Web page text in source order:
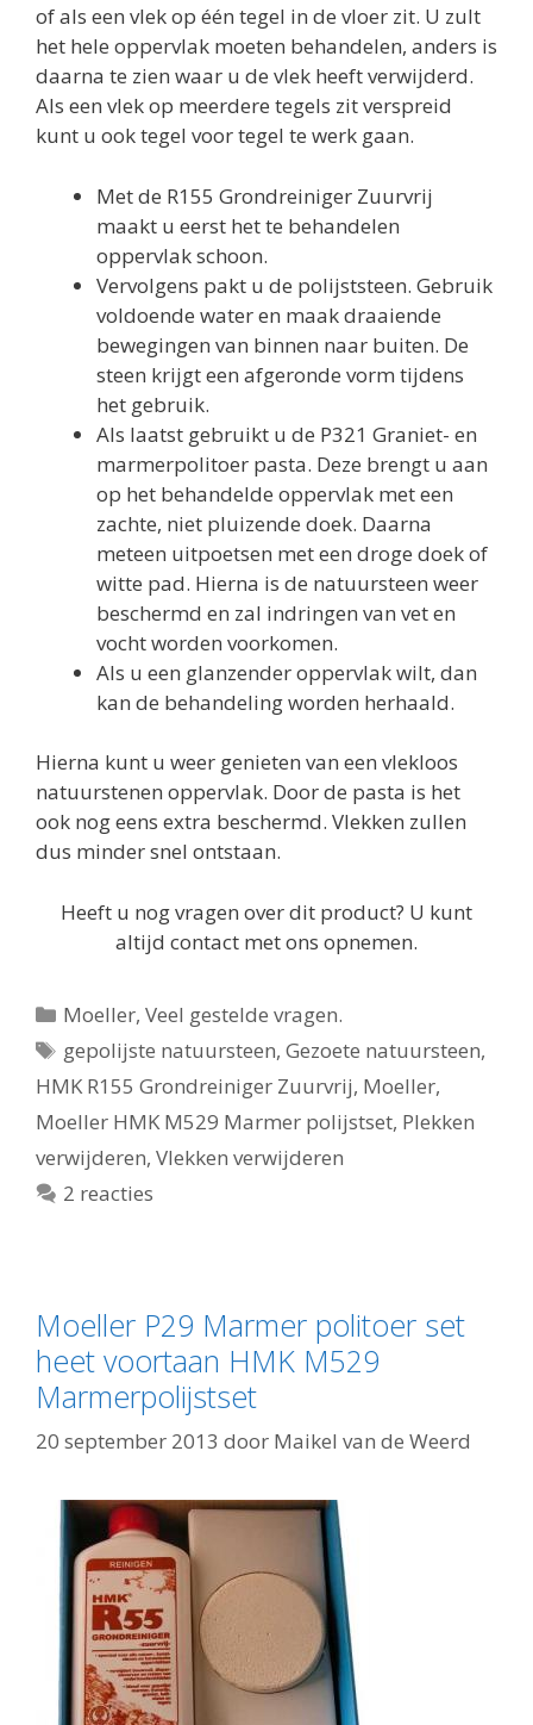
of als een vlek op één tegel in de vloer zit. U zult
het hele oppervlak moeten behandelen, anders is
daarna te zien waar u de vlek heeft verwijderd.
Als een vlek op meerdere tegels zit verspreid
kunt u ook tegel voor tegel te werk gaan.
Met de R155 Grondreiniger Zuurvrij
maakt u eerst het te behandelen
oppervlak schoon.
Vervolgens pakt u de polijststeen. Gebruik
voldoende water en maak draaiende
bewegingen van binnen naar buiten. De
steen krijgt een afgeronde vorm tijdens
het gebruik.
Als laatst gebruikt u de P321 Graniet- en
marmerpolitoer pasta. Deze brengt u aan
op het behandelde oppervlak met een
zachte, niet pluizende doek. Daarna
meteen uitpoetsen met een droge doek of
witte pad. Hierna is de natuursteen weer
beschermd en zal indringen van vet en
vocht worden voorkomen.
Als u een glanzender oppervlak wilt, dan
kan de behandeling worden herhaald.
Hierna kunt u weer genieten van een vlekloos
natuurstenen oppervlak. Door de pasta is het
ook nog eens extra beschermd. Vlekken zullen
dus minder snel ontstaan.
Heeft u nog vragen over dit product? U kunt
altijd contact met ons opnemen.
Categorieën
Moeller,Veel gestelde vragen.
Tags
gepolijste natuursteen,Gezoete natuursteen,
HMK R155 Grondreiniger Zuurvrij, Moeller,
Moeller HMK M529 Marmer polijstset, Plekken
verwijderen, Vlekken verwijderen
2 reacties
Moeller P29 Marmer politoer set
heet voortaan HMK M529
Marmerpolijstset
20 september 2013 door Maikel van de Weerd